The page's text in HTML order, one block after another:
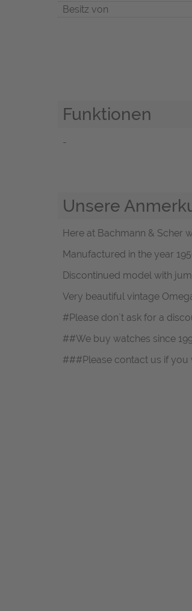
Besitz von
Funktionen
-
Unsere
Here at Bachmann & Scher
Manufactured in the year
Discontinued model with
Very beautiful vintage
#Please don`t ask for a
##We buy watches since
###Please contact us if